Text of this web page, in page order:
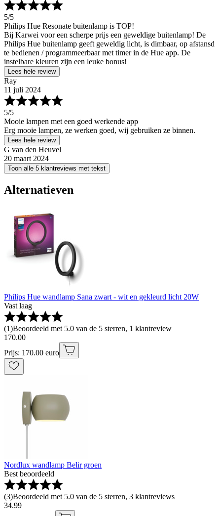
5/5
Philips Hue Resonate buitenlamp is TOP!
Bij Karwei voor een scherpe prijs een geweldige buitenlamp! De
Philips Hue buitenlamp geeft geweldig licht, is dimbaar, op afstansd
te bedienen / programmeerbaar met timer in de Hue app. De
instelbare kleuren zijn een leuke bonus!
Lees hele review
Ray
11 juli 2024
5/5
Mooie lampen met een goed werkende app
Erg mooie lampen, ze werken goed, wij gebruiken ze binnen.
Lees hele review
G van den Heuvel
20 maart 2024
Toon alle 5 klantreviews met tekst
Alternatieven
Philips Hue wandlamp Sana zwart - wit en gekleurd licht 20W
Vast laag
(1)Beoordeeld met 5.0 van de 5 sterren, 1 klantreview
170.00
Prijs: 170.00 euro
Nordlux wandlamp Belir groen
Best beoordeeld
(3)Beoordeeld met 5.0 van de 5 sterren, 3 klantreviews
34.99